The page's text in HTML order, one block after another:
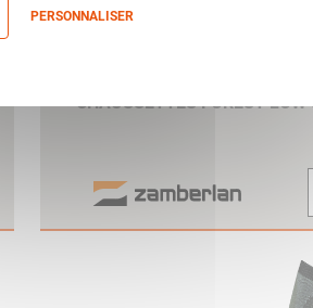
CHAUSSETTES FOREST LOW
PERSONNALISER